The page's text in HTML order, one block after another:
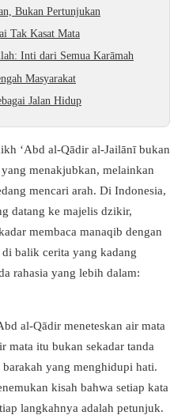
Bukan Pertunjukan
Tak Kasat Mata
Inti dari Semua Karāmah
Masyarakat
Jalan Hidup
‘Abd al-Qādir al-Jailānī bukan
menakjubkan, melainkan
mencari arah. Di Indonesia,
datang ke majelis dzikir,
membaca manaqib dengan
balik cerita yang kadang
rahasia yang lebih dalam:
al-Qādir meneteskan air mata
mata itu bukan sekadar tanda
yang menghidupi hati.
kisah bahwa setiap kata
langkahnya adalah petunjuk.